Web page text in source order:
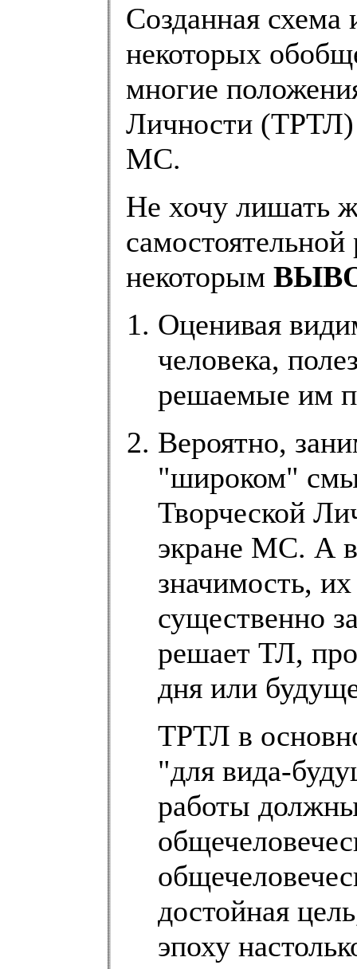
Созданная схема
некоторых
многие
Личности (ТРТЛ)
МС.
Не хочу лишать
некоторым
Оценивая
человека,
решаемые им
Вероятно,
"широком"
Творческой
экране МС. А
значимость,
существенно
решает ТЛ,
дня или
ТРТЛ в
"для вида-
работы
достойная
эпоху